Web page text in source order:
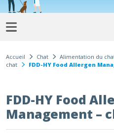
Accueil Chat Alimentation du
chat
FDD-HY Food Allergen
FDD-HY Food
Management –